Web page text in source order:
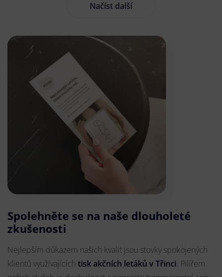
Načíst další
Spolehněte se na naše dlouholeté
zkušenosti
Nejlepším důkazem našich kvalit jsou stovky spokojených
klientů využívajících tisk akčních letáků v Třinci. Pilířem